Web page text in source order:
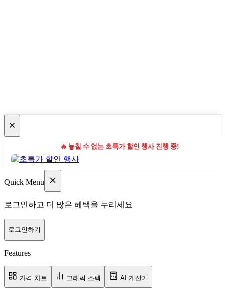
🔥 놓칠 수 없는 초특가 할인 행사 진행 중!
Quick Menu
로그인하고 더 많은 혜택을 누리세요
로그인하기
Features
가격 차트 그래픽 스펙 AI 계산기